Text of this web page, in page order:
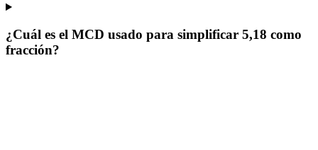
¿Cuál es el MCD usado para simplificar 5,18 como
fracción?